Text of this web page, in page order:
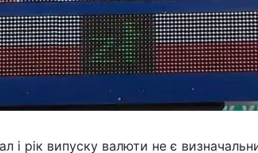
і рік випуску валюти не є